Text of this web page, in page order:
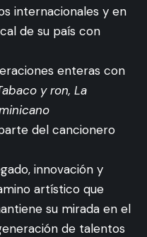
internacionales y en
de su país con
enteras con
y ron, La
del cancionero
innovación y
artístico que
su mirada en el
de talentos